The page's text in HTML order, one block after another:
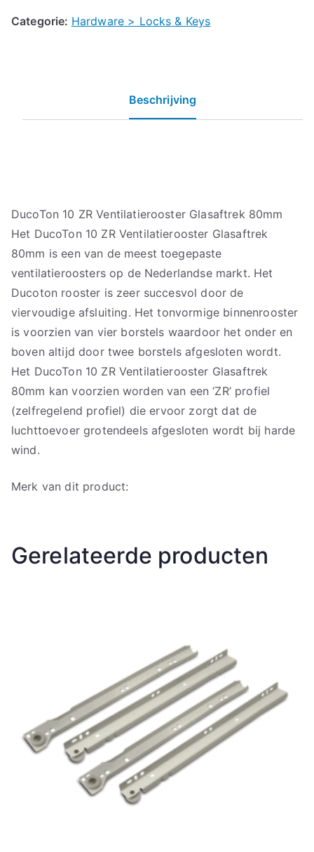
Categorie: Hardware > Locks & Keys
Beschrijving
DucoTon 10 ZR Ventilatierooster Glasaftrek 80mm
Het DucoTon 10 ZR Ventilatierooster Glasaftrek
80mm is een van de meest toegepaste
ventilatieroosters op de Nederlandse markt. Het
Ducoton rooster is zeer succesvol door de
viervoudige afsluiting. Het tonvormige binnenrooster
is voorzien van vier borstels waardoor het onder en
boven altijd door twee borstels afgesloten wordt.
Het DucoTon 10 ZR Ventilatierooster Glasaftrek
80mm kan voorzien worden van een ‘ZR’ profiel
(zelfregelend profiel) die ervoor zorgt dat de
luchttoevoer grotendeels afgesloten wordt bij harde
wind.
Merk van dit product:
Gerelateerde producten